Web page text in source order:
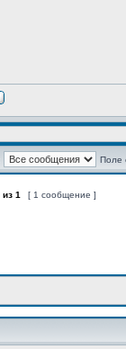
Поле
из 1 [ 1 сообщение ]